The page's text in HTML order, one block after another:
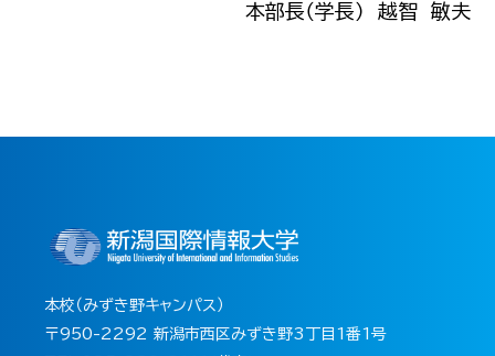
本部長（学長） 越智 敏夫
本校（みずき野キャンパス）
〒950-2292 新潟市西区みずき野3丁目1番1号